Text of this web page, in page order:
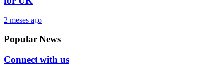
2 meses ago
Popular News
Connect with us